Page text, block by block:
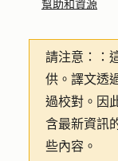
幫助和資源
請注意：
：
供。譯文透
過校對。因
含最新資訊
些內容。